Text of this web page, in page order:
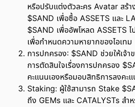
หรือปรับแต่งตัวละคร Avatar สร้า
$SAND เพื่อซื้อ ASSETS และ
$SAND เพื่ออัพโหลด ASSETS
เพื่อกำหนดความหายากของไอเทม
การปกครอง: $SAND ช่วยให้เจ้า
การตัดสินใจเรื่องการปกครอง
คะแนนเองหรือมอบสิทธิการลงคะ
Staking: ผู้ใช้สามารถ Stake
ถึง GEMs และ CATALYSTs สำ